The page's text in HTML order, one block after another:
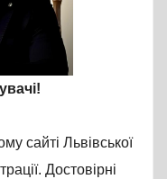
сайті Львівської
Достовірні